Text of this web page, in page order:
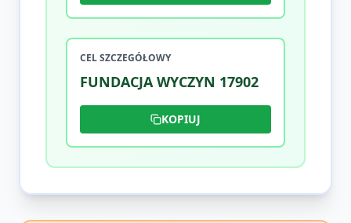
CEL SZCZEGÓŁOWY
FUNDACJA WYCZYN 17902
KOPIUJ